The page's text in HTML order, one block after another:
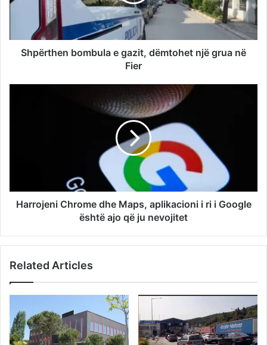
Shpërthen bombula e gazit, dëmtohet një grua në
Fier
Harrojeni Chrome dhe Maps, aplikacioni i ri i Google
është ajo që ju nevojitet
Related Articles